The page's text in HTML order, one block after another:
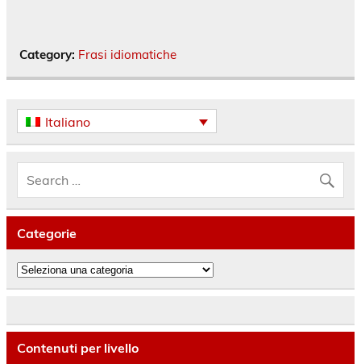
Category: Frasi idiomatiche
Italiano
Categorie
Categorie
Contenuti per livello